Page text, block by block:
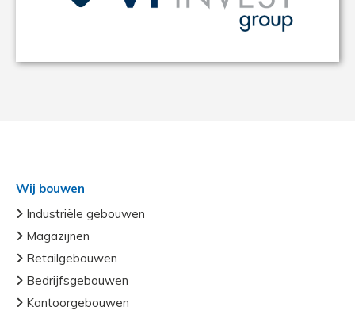
Wij bouwen
Industriële gebouwen
Magazijnen
Retailgebouwen
Bedrijfsgebouwen
Kantoorgebouwen